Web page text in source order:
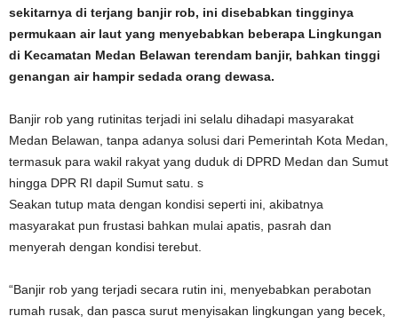
sekitarnya di terjang banjir rob, ini disebabkan tingginya
permukaan air laut yang menyebabkan beberapa Lingkungan
di Kecamatan Medan Belawan terendam banjir, bahkan tinggi
genangan air hampir sedada orang dewasa.
Banjir rob yang rutinitas terjadi ini selalu dihadapi masyarakat
Medan Belawan, tanpa adanya solusi dari Pemerintah Kota Medan,
termasuk para wakil rakyat yang duduk di DPRD Medan dan Sumut
hingga DPR RI dapil Sumut satu. s
Seakan tutup mata dengan kondisi seperti ini, akibatnya
masyarakat pun frustasi bahkan mulai apatis, pasrah dan
menyerah dengan kondisi terebut.
“Banjir rob yang terjadi secara rutin ini, menyebabkan perabotan
rumah rusak, dan pasca surut menyisakan lingkungan yang becek,